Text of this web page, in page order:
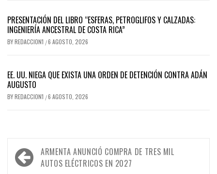
PRESENTACIÓN DEL LIBRO “ESFERAS, PETROGLIFOS Y CALZADAS:
INGENIERÍA ANCESTRAL DE COSTA RICA”
BYREDACCION1 /6 AGOSTO, 2026
EE. UU. NIEGA QUE EXISTA UNA ORDEN DE DETENCIÓN CONTRA ADÁN
AUGUSTO
BYREDACCION1 /6 AGOSTO, 2026
Navegación
de
ARMENTA ANUNCIÓ COMPRA DE TRES MIL
AUTOS ELÉCTRICOS EN 2027